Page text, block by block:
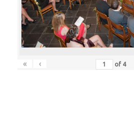
« ‹ of 4